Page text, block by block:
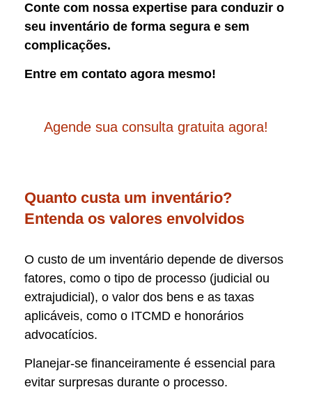
Conte com nossa expertise para conduzir o
seu inventário de forma segura e sem
complicações.
Entre em contato agora mesmo!
Agende sua consulta gratuita agora!
Quanto custa um inventário?
Entenda os valores envolvidos
O custo de um inventário depende de diversos
fatores, como o tipo de processo (judicial ou
extrajudicial), o valor dos bens e as taxas
aplicáveis, como o ITCMD e honorários
advocatícios.
Planejar-se financeiramente é essencial para
evitar surpresas durante o processo.